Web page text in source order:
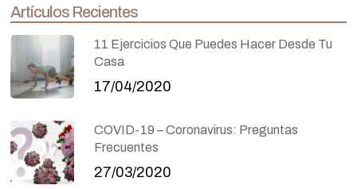
Artículos Recientes
11 Ejercicios Que Puedes Hacer Desde Tu
Casa
17/04/2020
COVID-19 – Coronavirus: Preguntas
Frecuentes
27/03/2020